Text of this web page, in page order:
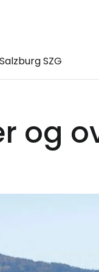
Salzburg SZG
og